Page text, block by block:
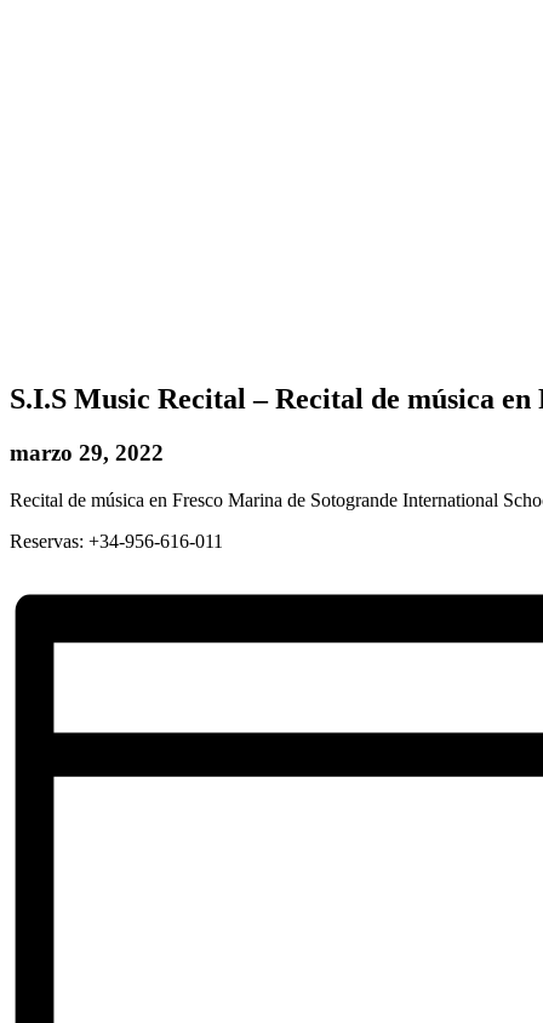
S.I.S Music Recital – Recital de música
marzo 29, 2022
Recital de música en Fresco Marina de Sotogrande International
Reservas: +34-956-616-011